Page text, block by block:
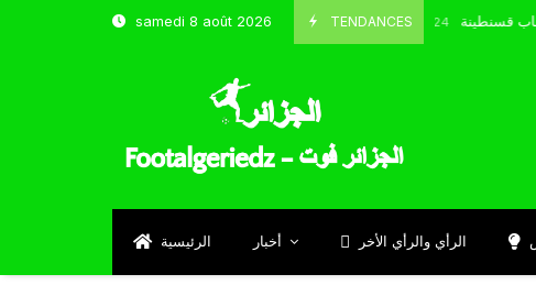
samedi 8 août 2026 TENDANCES
Octobre 8, 2024 و شباب قسنطينة
الرئيسية أخبار الرأي والرأي الأخر